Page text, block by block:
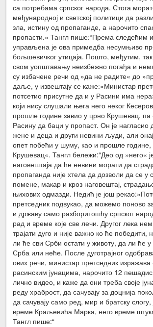
са потребама српског народа. Стога
међународној и светској политици да
зла, истину од пропаганде, а нарочито
пропасти.« Тангл пише:“Према следећим
управљена је ова примедба несумњиво
бољшевичког утицаја. Пошто, међутим,
свом уопштавању неизбежно погађа и
су избачене речи од »да не радите« до
даље, у извештају се каже:»Министар
потсетио присутне да и у Расини има
који нису слушали њега него неког
прошле године завио у црно Крушевац,
Расину да баци у пропаст. Он је нагласио
жене и деца и други невини људи, али
опет побећи у шуму, као и прошле године,
Крушевац«. Тангл бележи:“Део од »него«
наговештаја да ће невини морати да
пропаганда није хтела да дозволи да се у
помене, макар и кроз наговештај,
њихових одмазди. Недић је још
претседник подвукао, да можемо поново
и државу само разборитошћу српског
рад и време које све лечи. Другог лека
трајати дуго и није важно ко ће победити,
ли ће сви Срби остати у животу, да ли ће
Срба или неће. После дуготрајног
ових речи, министар претседник изражава
расинским јунацима, нарочито 12
лично видео, и каже да они треба своје
реду храброст, да сачувају за доцнија
да сачувају само ред, мир и братску слогу,
време Краљевића Марка, него време
Тангл пише:“